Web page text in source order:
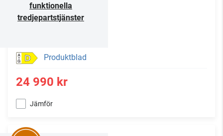
funktionella
tredjepartstjänster
D Produktblad
24 990 kr
Jämför